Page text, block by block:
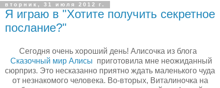
вторник, 31 июля 2012 г.
Я играю в "Хотите получить секретное
послание?"
Сегодня очень хороший день! Алисочка из блога
Сказочный мир Алисы приготовила мне неожиданный
сюрприз. Это несказанно приятно ждать маленького чуда
от незнакомого человека. Во-вторых, Виталиночка на